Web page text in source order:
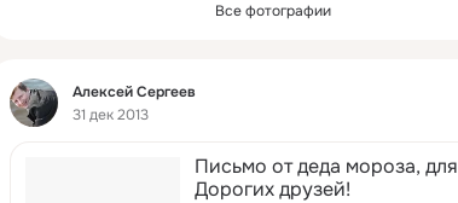
Все фотографии
Фид
Алексей Сергеев
31 дек 2013
Письмо от деда мороза, для
Дорогих друзей!